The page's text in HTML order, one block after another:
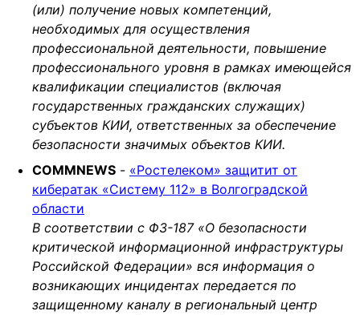
(или) получение новых компетенций,
необходимых для осуществления
профессиональной деятельности, повышение
профессионального уровня в рамках имеющейся
квалификации специалистов (включая
государственных гражданских служащих)
субъектов КИИ, ответственных за обеспечение
безопасности значимых объектов КИИ.
COMMNEWS - «Ростелеком» защитит от
кибератак «Систему 112» в Волгоградской
области
В соответствии с ФЗ-187 «О безопасности
критической информационной инфраструктуры
Российской Федерации» вся информация о
возникающих инцидентах передается по
защищенному каналу в региональный центр